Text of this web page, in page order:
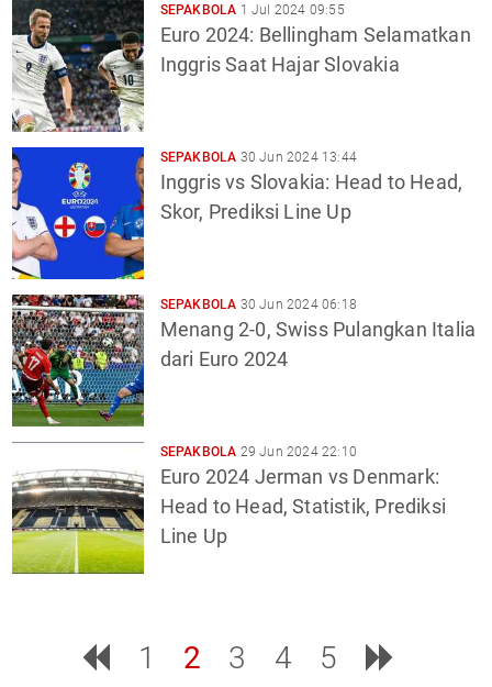
SEPAKBOLA 1 Jul 2024 09:55
Euro 2024: Bellingham Selamatkan
Inggris Saat Hajar Slovakia
SEPAKBOLA 30 Jun 2024 13:44
Inggris vs Slovakia: Head to Head,
Skor, Prediksi Line Up
SEPAKBOLA 30 Jun 2024 06:18
Menang 2-0, Swiss Pulangkan Italia
dari Euro 2024
SEPAKBOLA 29 Jun 2024 22:10
Euro 2024 Jerman vs Denmark:
Head to Head, Statistik, Prediksi
Line Up
1 2 3 4 5